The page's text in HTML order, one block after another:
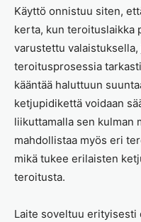
Käyttö onnistuu siten,
kerta, kun teroituslaikka
varustettu valaistuksella,
teroitusprosessia
kääntää haluttuun
ketjupidikettä voidaan
liikuttamalla sen kulman
mahdollistaa myös eri
mikä tukee erilaisten
teroitusta.
Laite soveltuu erityisesti